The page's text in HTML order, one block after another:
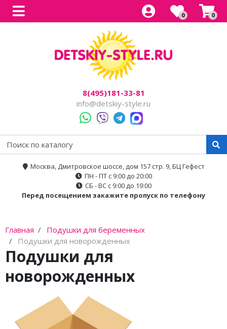
0 0
8(495)181-33-81
info@detskiy-style.ru
Москва, Дмитровское шоссе, дом 157 стр. 9, БЦ Гефест
ПН - ПТ с 9:00 до 20:00
СБ - ВС с 9:00 до 19:00
Перед посещением закажите пропуск по телефону
Главная
Подушки для беременных
Подушки для новорожденных
Подушки для
новорожденных
Багги
Мотоциклы
Каталки,толокары
Премиум под заказ
Аксессуары
Для прогулок
Для бездорожья
Электроскутеры
Аксессуары
Детский электроснегокаты
Одноместные